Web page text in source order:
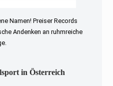
Namen! Preiser Records
Andenken an ruhmreiche
in Österreich